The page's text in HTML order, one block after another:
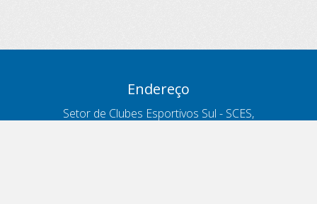
Endereço
Setor de Clubes Esportivos Sul - SCES,